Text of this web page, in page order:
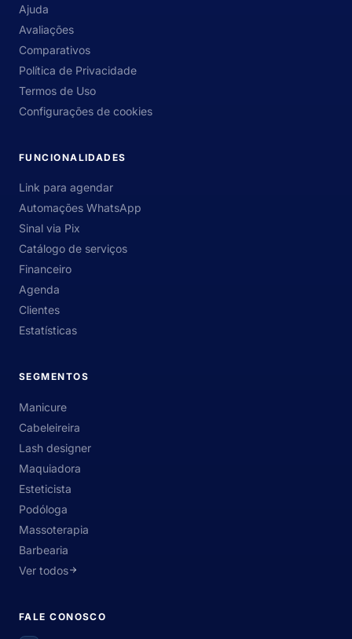
Ajuda
Avaliações
Comparativos
Política de Privacidade
Termos de Uso
Configurações de cookies
FUNCIONALIDADES
Link para agendar
Automações WhatsApp
Sinal via Pix
Catálogo de serviços
Financeiro
Agenda
Clientes
Estatísticas
SEGMENTOS
Manicure
Cabeleireira
Lash designer
Maquiadora
Esteticista
Podóloga
Massoterapia
Barbearia
Ver todos
FALE CONOSCO